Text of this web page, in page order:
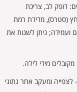
דופק לב, צריכת
(סטרס), מדידת רמת
ועמידה; ניתן לשנות את
מידי לילה.
שליטה והגדרות נלוות באמצעות יישומוןMi Fitness - לצפייה ומעקב אחר נתוני